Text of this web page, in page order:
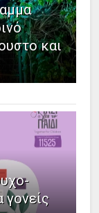
και
γονείς